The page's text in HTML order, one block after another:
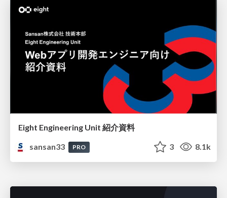
Eight Engineering Unit 紹介資料
sansan33
PRO 3 8.1k